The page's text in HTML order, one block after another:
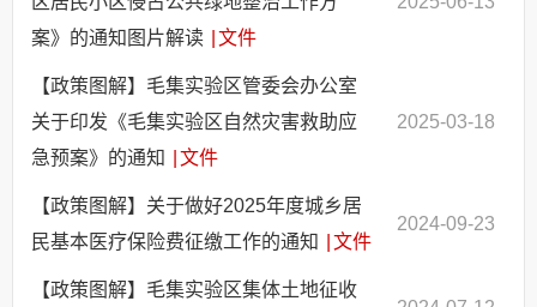
案》的通知图片解读
文件
【政策图解】毛集实验区管委会办公室
关于印发《毛集实验区自然灾害救助应
急预案》的通知
文件
2025-03-18
【政策图解】关于做好2025年度城乡居
民基本医疗保险费征缴工作的通知
文件
2024-09-23
【政策图解】毛集实验区集体土地征收